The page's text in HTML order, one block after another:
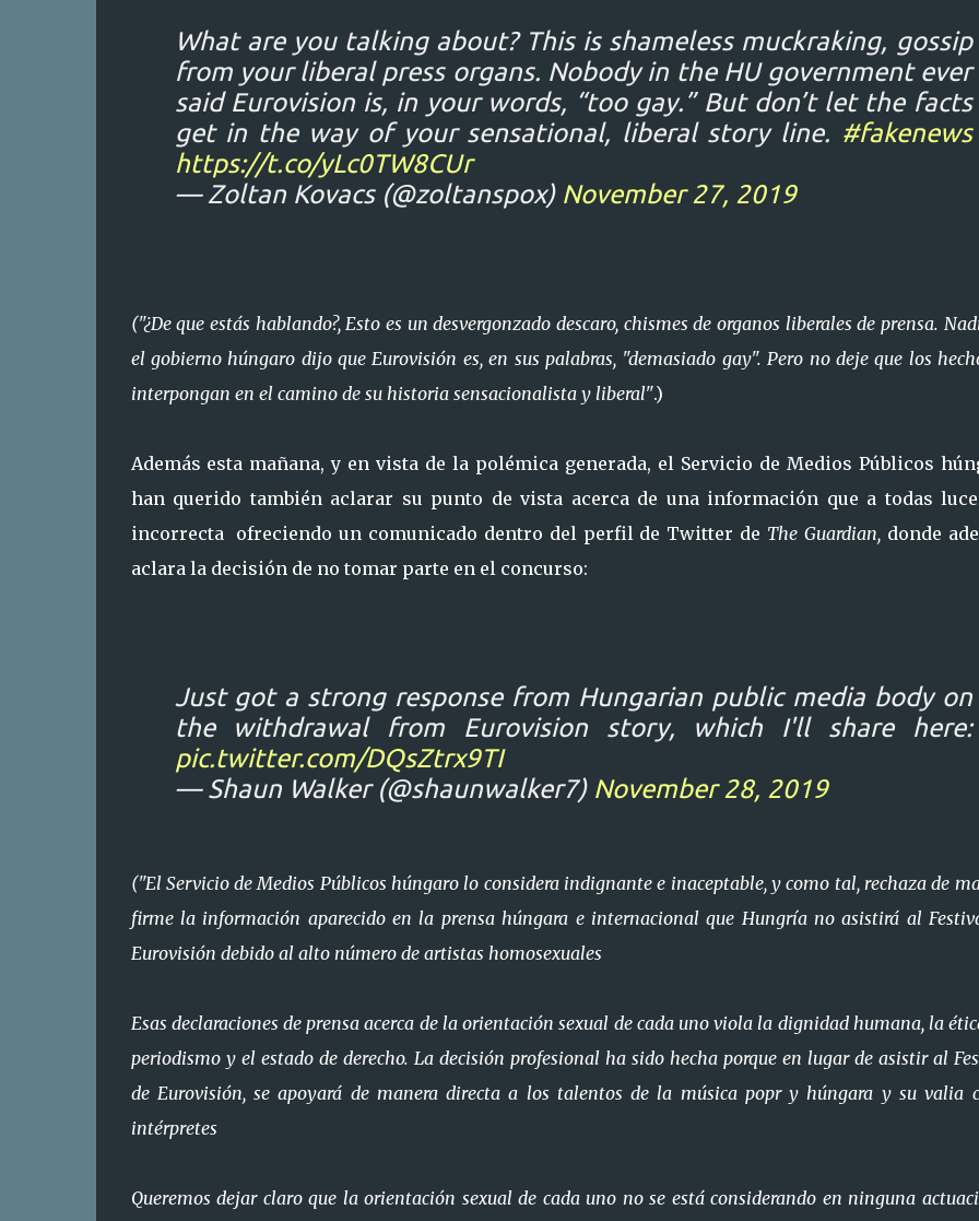
What are you talking about? This is shameless muckraking, gossip
from your liberal press organs. Nobody in the HU government ever
said Eurovision is, in your words, “too gay.” But don’t let the facts
get in the way of your sensational, liberal story line. #fakenews
https://t.co/yLc0TW8CUr
— Zoltan Kovacs (@zoltanspox) November 27, 2019
("¿De que estás hablando?, Esto es un desvergonzado descaro, chismes de organos liberales de prensa.
el gobierno húngaro dijo que Eurovisión es, en sus palabras, "demasiado gay". Pero no deje que los
interpongan en el camino de su historia sensacionalista y liberal".)
Además esta mañana, y en vista de la polémica generada, el Servicio de Medios Públicos
han querido también aclarar su punto de vista acerca de una información que a todas
incorrecta ofreciendo un comunicado dentro del perfil de Twitter de The Guardian,donde
aclara la decisión de no tomar parte en el concurso:
Just got a strong response from Hungarian public media body on
the withdrawal from Eurovision story, which I'll share here:
pic.twitter.com/DQsZtrx9TI
— Shaun Walker (@shaunwalker7) November 28, 2019
("El Servicio de Medios Públicos húngaro lo considera indignante e inaceptable, y como tal, rechaza de
firme la información aparecido en la prensa húngara e internacional que Hungría no asistirá al
Eurovisión debido al alto número de artistas homosexuales
Esas declaraciones de prensa acerca de la orientación sexual de cada uno viola la dignidad humana, la
periodismo y el estado de derecho. La decisión profesional ha sido hecha porque en lugar de asistir al
de Eurovisión, se apoyará de manera directa a los talentos de la música popr y húngara y su valia
intérpretes
Queremos dejar claro que la orientación sexual de cada uno no se está considerando en ninguna